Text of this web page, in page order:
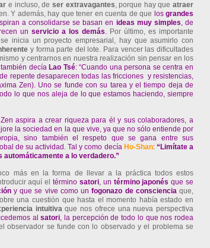
e incluso, de ser extravagantes, porque hay queatraer
Y además, hay que tener en cuenta de que losgrandes
a consolidarse se basan en ideas muy simples, de
un servicio a los demás. Por último, es importante
inicia un proyecto empresarial, hay que asumirlo con
y forma parte del lote. Para vencer las dificultades
y centrarnos en nuestra realización sin pensar en los
decía Lao Tsé: “Cuando una persona se centra en
repente desaparecen todas las fricciones y resistencias,
Zen). Uno se funde con su tarea y el tiempo deja de
lo que nos aleja de lo que estamos haciendo, siempre
aspira a crear riqueza para él y sus colaboradores, a
la sociedad en la que vive, ya que no sólo entiende por
sino también el respeto que se gana entre sus
de su actividad. Tal y como decía Ho-Shan: “Limítate a
automáticamente a lo verdadero.”
más en la forma de llevar a la práctica todos estos
aquí el término satori, un término japonésque se
y que se vive como unfogonazo de conscienciaque,
una cuestión que hasta el momento había estado en
intuitivaque nos ofrece una nueva perspectiva
alsatori, la percepción de todo lo que nos rodea
observador se funde con lo observado y el problema se